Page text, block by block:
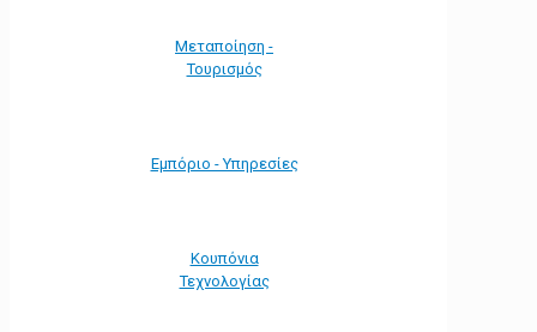
Μεταποίηση -
Τουρισμός
Εμπόριο - Υπηρεσίες
Κουπόνια
Τεχνολογίας